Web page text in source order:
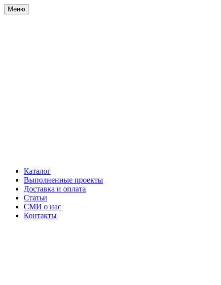
Меню
Каталог
Выполненные проекты
Доставка и оплата
Статьи
СМИ о нас
Контакты